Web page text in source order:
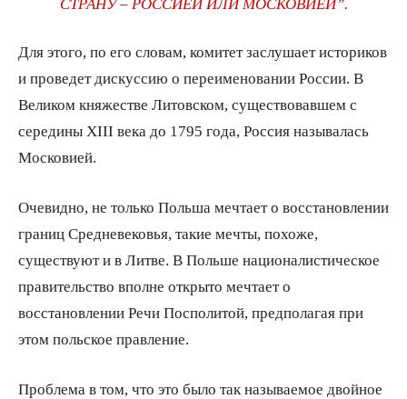
СТРАНУ – РОССИЕЙ ИЛИ МОСКОВИЕЙ”.
Для этого, по его словам, комитет заслушает историков
и проведет дискуссию о переименовании России. В
Великом княжестве Литовском, существовавшем с
середины XIII века до 1795 года, Россия называлась
Московией.
Очевидно, не только Польша мечтает о восстановлении
границ Средневековья, такие мечты, похоже,
существуют и в Литве. В Польше националистическое
правительство вполне открыто мечтает о
восстановлении Речи Посполитой, предполагая при
этом польское правление.
Проблема в том, что это было так называемое двойное